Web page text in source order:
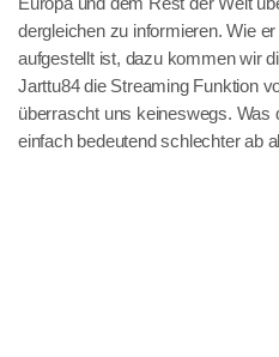
Europa und dem Rest der Welt
dergleichen zu informieren. Wie
aufgestellt ist, dazu kommen wir
Jarttu84 die Streaming Funktion
überrascht uns keineswegs. Was
einfach bedeutend schlechter ab